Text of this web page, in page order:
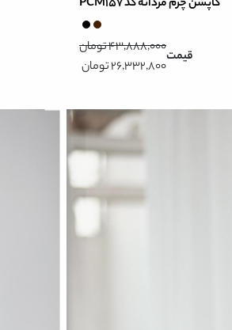
قیمت
43,888,000 تومان
26,332,800 تومان